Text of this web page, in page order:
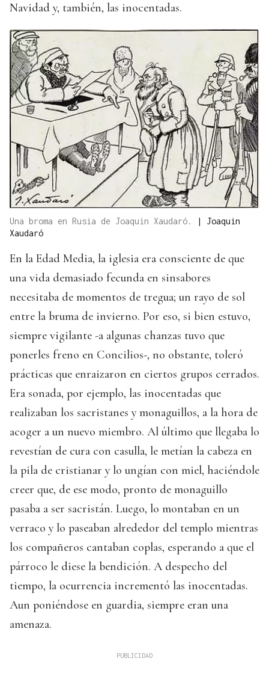
Navidad y, también, las inocentadas.
Una broma en Rusia de Joaquin Xaudaró.
Joaquin
Xaudaró
En la Edad Media, la iglesia era consciente de que
una vida demasiado fecunda en sinsabores
necesitaba de momentos de tregua; un rayo de sol
entre la bruma de invierno. Por eso, si bien estuvo,
siempre vigilante -a algunas chanzas tuvo que
ponerles freno en Concilios-, no obstante, toleró
prácticas que enraizaron en ciertos grupos cerrados.
Era sonada, por ejemplo, las inocentadas que
realizaban los sacristanes y monaguillos, a la hora de
acoger a un nuevo miembro. Al último que llegaba lo
revestían de cura con casulla, le metían la cabeza en
la pila de cristianar y lo ungían con miel, haciéndole
creer que, de ese modo, pronto de monaguillo
pasaba a ser sacristán. Luego, lo montaban en un
verraco y lo paseaban alrededor del templo mientras
los compañeros cantaban coplas, esperando a que el
párroco le diese la bendición. A despecho del
tiempo, la ocurrencia incrementó las inocentadas.
Aun poniéndose en guardia, siempre eran una
amenaza.